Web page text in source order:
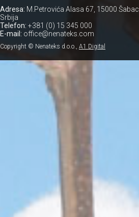
Adresa: M.Petrovića Alasa 67, 15000 Šabac,
Srbija
Telefon: +381 (0) 15 345 000
E-mail: office@nenateks.com
Copyright © Nenateks d.o.o., A1 Digital